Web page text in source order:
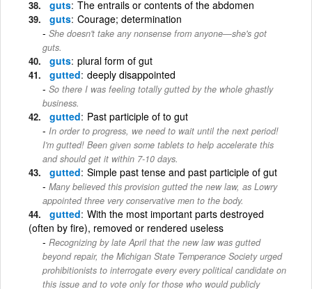
guts The entrails or contents of the abdomen
guts Courage; determination
She doesn't take any nonsense from anyone—she's got
guts.
guts plural form of gut
gutted deeply disappointed
So there I was feeling totally gutted by the whole ghastly
business.
gutted Past participle of to gut
In order to progress, we need to wait until the next period!
I'm gutted! Been given some tablets to help accelerate this
and should get it within 7-10 days.
gutted Simple past tense and past participle of gut
Many believed this provision gutted the new law, as Lowry
appointed three very conservative men to the body.
gutted With the most important parts destroyed
(often by fire), removed or rendered useless
Recognizing by late April that the new law was gutted
beyond repair, the Michigan State Temperance Society urged
prohibitionists to interrogate every every political candidate on
this issue and to vote only for those who would publicly